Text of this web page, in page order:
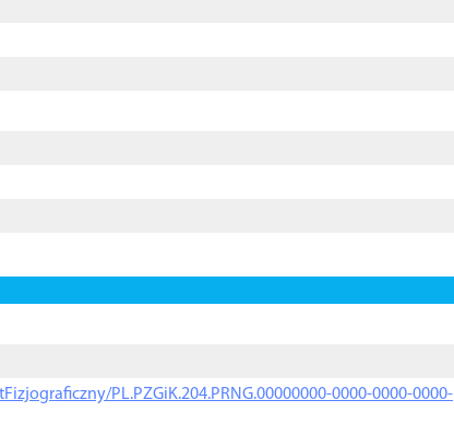
PL.PZGiK.204.PRNG.00000000-0000-0000-0000-